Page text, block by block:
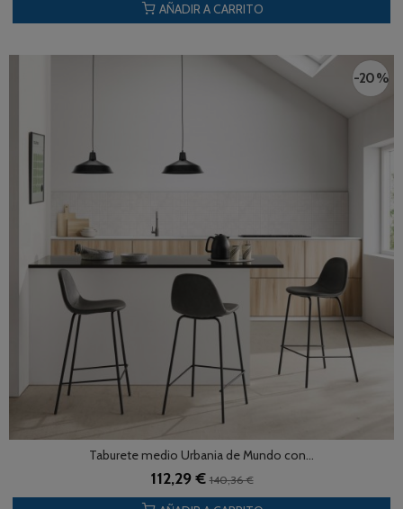
AÑADIR A CARRITO
-20 %
Taburete medio Urbania de Mundo con...
112,29 €140,36 €